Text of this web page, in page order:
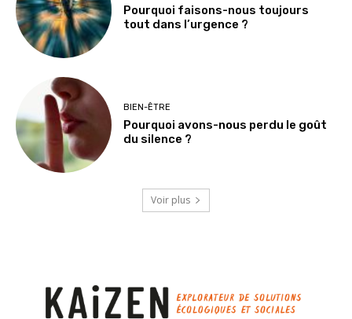
Pourquoi faisons-nous toujours
tout dans l’urgence ?
BIEN-ÊTRE
Pourquoi avons-nous perdu le goût
du silence ?
Voir plus